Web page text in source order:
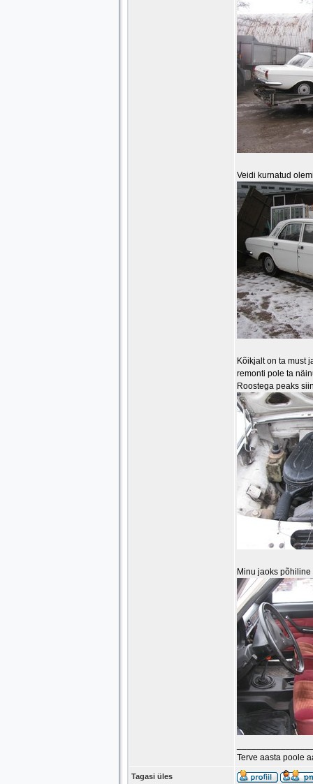
Veidi kurnatud
Kõikjalt on ta must
remonti pole ta
Roostega peaks
Minu jaoks
Terve aasta poole
Tagasi üles